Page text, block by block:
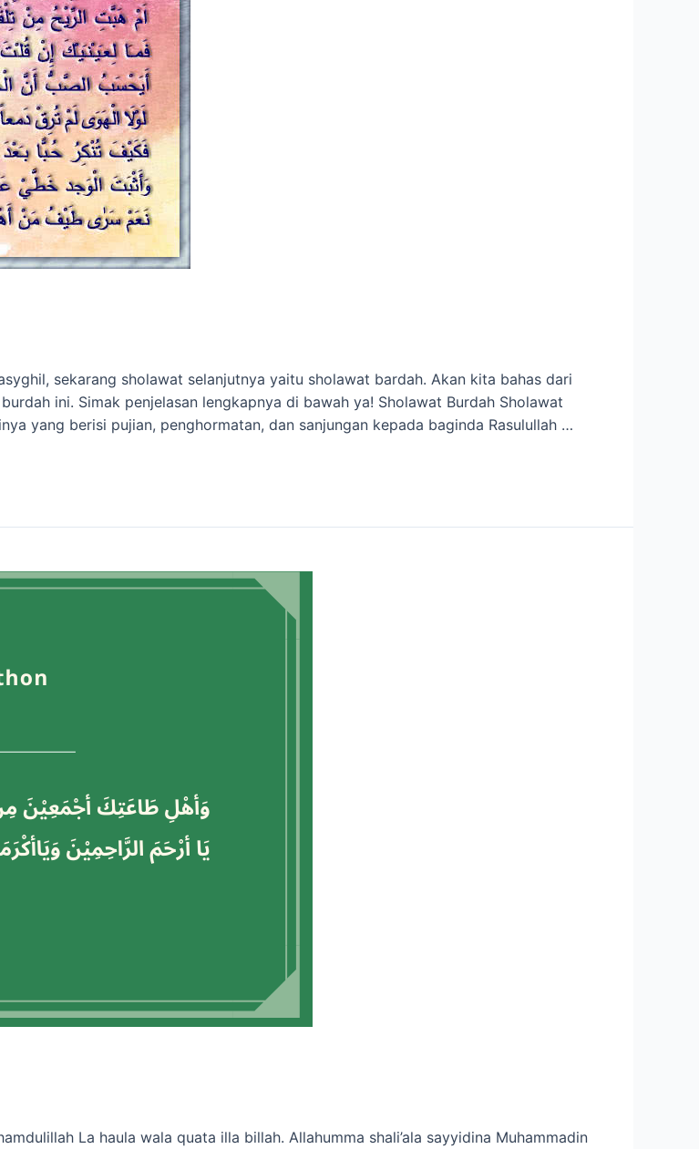
sekarang sholawat selanjutnya yaitu sholawat bardah. Akan kita bahas dari
ini. Simak penjelasan lengkapnya di bawah ya! Sholawat Burdah Sholawat
yang berisi pujian, penghormatan, dan sanjungan kepada baginda Rasulullah …
La haula wala quata illa billah. Allahumma shali’ala sayyidina Muhammadin